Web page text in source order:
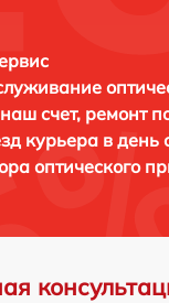
счет, ремонт
курьера в день
оптического